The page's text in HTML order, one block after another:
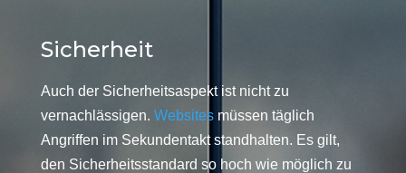
Sicherheit
Auch der Sicherheitsaspekt ist nicht zu
vernachlässigen. Websitesmüssen täglich
Angriffen im Sekundentakt standhalten. Es gilt,
den Sicherheitsstandard so hoch wie möglich zu